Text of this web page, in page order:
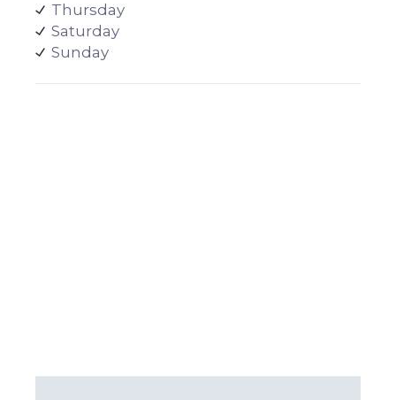
Thursday
Saturday
Sunday